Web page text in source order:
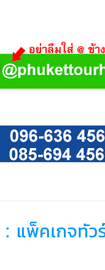
แพ็คเกจทัว